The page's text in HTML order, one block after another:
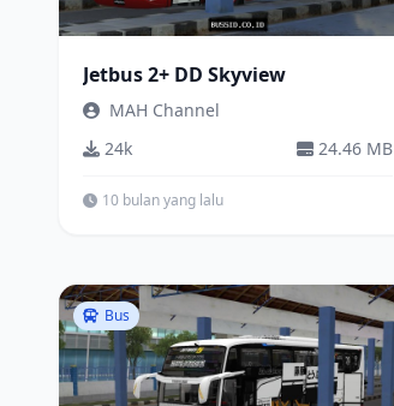
Jetbus 2+ DD Skyview
MAH Channel
24k
24.46 MB
10 bulan yang lalu
Bus